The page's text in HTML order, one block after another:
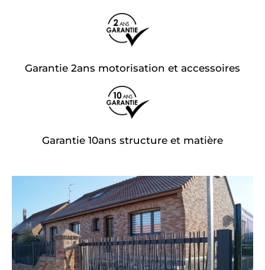
Garantie 2ans motorisation et accessoires
Garantie 10ans structure et matière